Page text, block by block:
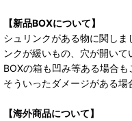
【新品BOXについて】
シュリンクがある物に関し
ンクが緩いもの、穴が開いて
BOXの箱も凹み等ある場合も
そういったダメージがある場
【海外商品について】